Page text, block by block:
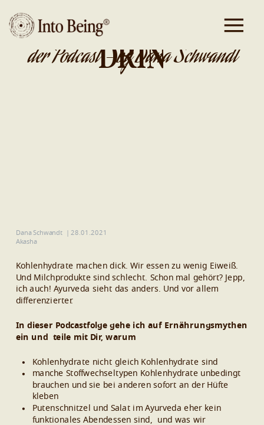
DA IST GOLD
DRIN
der Podcast - by Dana Schwandt
Dana Schwandt
28.01.2021
Akasha
Kohlenhydrate machen dick. Wir essen zu wenig Eiweiß.
Und Milchprodukte sind schlecht. Schon mal gehört? Jepp,
ich auch!Ayurveda sieht das anders. Und vor allem
differenzierter.
In dieser Podcastfolge gehe ich auf Ernährungsmythen
ein und teile mit Dir, warum
Kohlenhydrate nicht gleich Kohlenhydrate sind
manche Stoffwechseltypen Kohlenhydrate unbedingt
brauchen und sie bei anderen sofort an der Hüfte
kleben
Putenschnitzel und Salat im Ayurveda eher kein
funktionales Abendessen sind, und was wir